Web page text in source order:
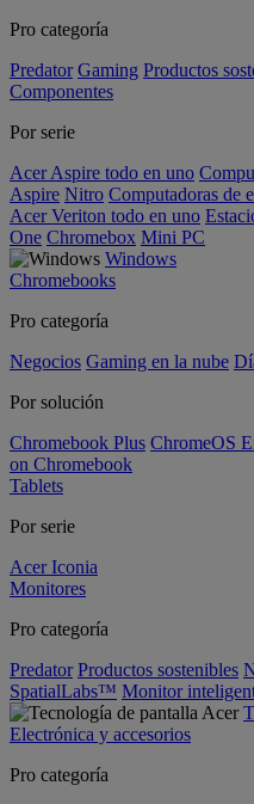
Pro categoría
Predator Gaming Productos
Componentes
Por serie
Acer Aspire todo en uno
Aspire Nitro Computadoras de
Acer Veriton todo en uno
One Chromebox Mini PC
Windows
Chromebooks
Pro categoría
Negocios Gaming en la nube
Por solución
Chromebook Plus ChromeOS
on Chromebook
Tablets
Por serie
Acer Iconia
Monitores
Pro categoría
Predator Productos sostenibles
SpatialLabs™ Monitor
Electrónica y accesorios
Pro categoría